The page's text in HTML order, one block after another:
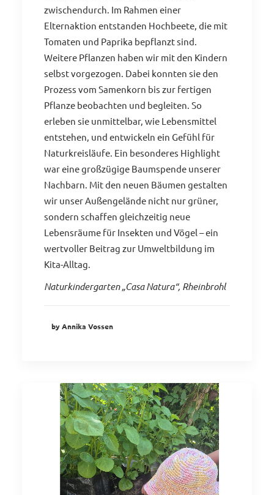
zwischendurch. Im Rahmen einer
Elternaktion entstanden Hochbeete, die mit
Tomaten und Paprika bepflanzt sind.
Weitere Pflanzen haben wir mit den Kindern
selbst vorgezogen. Dabei konnten sie den
Prozess vom Samenkorn bis zur fertigen
Pflanze beobachten und begleiten. So
erleben sie unmittelbar, wie Lebensmittel
entstehen, und entwickeln ein Gefühl für
Naturkreisläufe. Ein besonderes Highlight
war eine großzügige Baumspende unserer
Nachbarn. Mit den neuen Bäumen gestalten
wir unser Außengelände nicht nur grüner,
sondern schaffen gleichzeitig neue
Lebensräume für Insekten und Vögel – ein
wertvoller Beitrag zur Umweltbildung im
Kita-Alltag.
Naturkindergarten „Casa Natura“, Rheinbrohl
by Annika Vossen